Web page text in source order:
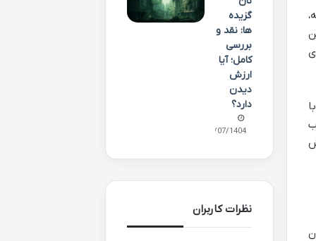
گزیده
ها: نقد و
بررسی
کامل؛ آیا
ارزش
دیدن
دارد؟
02/07/1404
نظرات کاربران